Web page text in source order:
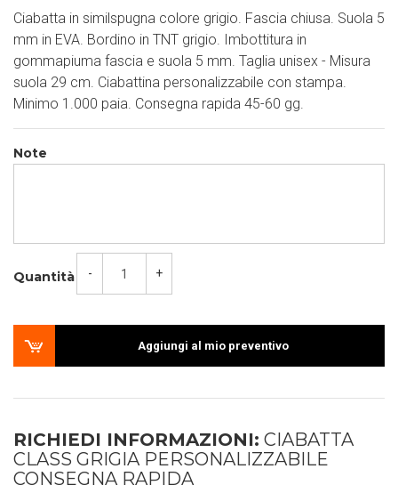
Ciabatta in similspugna colore grigio. Fascia chiusa. Suola 5
mm in EVA. Bordino in TNT grigio. Imbottitura in
gommapiuma fascia e suola 5 mm. Taglia unisex - Misura
suola 29 cm. Ciabattina personalizzabile con stampa.
Minimo 1.000 paia. Consegna rapida 45-60 gg.
Note
Quantità - +
Aggiungi al mio preventivo
RICHIEDI INFORMAZIONI: CIABATTA
CLASS GRIGIA PERSONALIZZABILE
CONSEGNA RAPIDA